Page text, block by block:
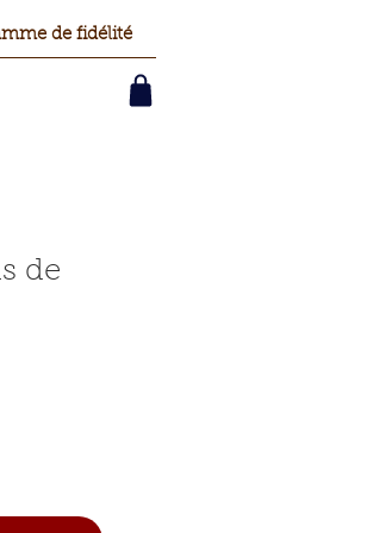
de fidélité
de